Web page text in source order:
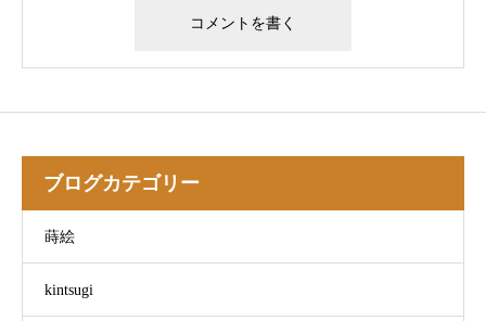
ブログカテゴリー
蒔絵
kintsugi